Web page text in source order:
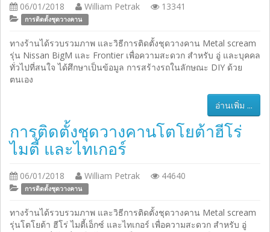
06/01/2018 William Petrak 13341
การติดตั้งชุดวางคาน
ทางร้านได้รวบรวมภาพ และวิธีการติดตั้งชุดวางคาน Metal scream
รุ่น Nissan BigM และ Frontier เพื่อความสะดวก สำหรับ อู่ และบุคคล
ทั่วไปที่สนใจ ได้ศึกษาเป็นข้อมูล การสร้างรถในลักษณะ DIY ด้วย
ตนเอง
อ่านเพิ่ม ...
การติดตั้งชุดวางคานโตโยต้าฮีโร่
ไมตี้ และไทเกอร์
06/01/2018 William Petrak 44640
การติดตั้งชุดวางคาน
ทางร้านได้รวบรวมภาพ และวิธีการติดตั้งชุดวางคาน Metal scream
รุ่นโตโยต้า ฮีโร่ ไมตี้เอ็กซ์ และไทเกอร์ เพื่อความสะดวก สำหรับ อู่